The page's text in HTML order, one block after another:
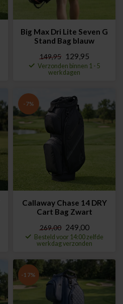
Big Max Dri Lite Seven G
Stand Bag blauw
149,95 129,95
Verzonden binnen 1 - 5
werkdagen
-7%
Callaway Chase 14 DRY
Cart Bag Zwart
269,00 249,00
Besteld voor 14:00 zelfde
werkdag verzonden
-17%